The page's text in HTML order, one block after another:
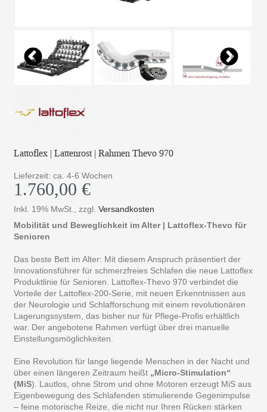
Lattoflex | Lattenrost | Rahmen Thevo 970
Lieferzeit: ca. 4-6 Wochen
1.760,00 €
Inkl. 19% MwSt. ,zzgl.Versandkosten
Mobilität und Beweglichkeit im Alter | Lattoflex-Thevo für
Senioren
Das beste Bett im Alter: Mit diesem Anspruch präsentiert der
Innovationsführer für schmerzfreies Schlafen die neue Lattoflex
Produktlinie für Senioren. Lattoflex-Thevo 970 verbindet die
Vorteile der Lattoflex-200-Serie, mit neuen Erkenntnissen aus
der Neurologie und Schlafforschung mit einem revolutionären
Lagerungssystem, das bisher nur für Pflege-Profis erhältlich
war. Der angebotene Rahmen verfügt über drei manuelle
Einstellungsmöglichkeiten.
Eine Revolution für lange liegende Menschen in der Nacht und
über einen längeren Zeitraum heißt „Micro-Stimulation“
(MiS). Lautlos, ohne Strom und ohne Motoren erzeugt MiS aus
Eigenbewegung des Schlafenden stimulierende Gegenimpulse
– feine motorische Reize, die nicht nur Ihren Rücken stärken